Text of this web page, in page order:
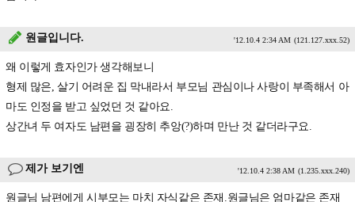
원글입니다. '12.10.4 2:34 AM (121.127.xxx.52)
왜 이렇게 효자인가 생각해보니
형제 많은, 살기 어려운 집 막내라서 부모님 관심이나 사랑이 부족해서 아
마도 인정을 받고 싶었던 것 같아요.
상간녀 두 여자도 남편을 굉장히 추앙(?)하며 만난 것 같더라구요.
제가 보기엔 '12.10.4 2:38 AM (1.235.xxx.240)
원글님 남편에게 시부모는 마치 자식같은 존재.원글님은 엄마같은 존재